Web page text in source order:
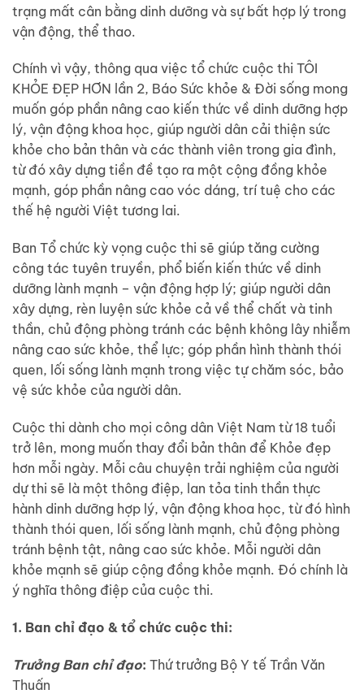
trạng mất cân bằng dinh dưỡng và sự bất hợp lý trong
vận động, thể thao.
Chính vì vậy, thông qua việc tổ chức cuộc thi TÔI
KHỎE ĐẸP HƠN lần 2, Báo Sức khỏe & Đời sống mong
muốn góp phần nâng cao kiến thức về dinh dưỡng hợp
lý, vận động khoa học, giúp người dân cải thiện sức
khỏe cho bản thân và các thành viên trong gia đình,
từ đó xây dựng tiền đề tạo ra một cộng đồng khỏe
mạnh, góp phần nâng cao vóc dáng, trí tuệ cho các
thế hệ người Việt tương lai.
Ban Tổ chức kỳ vọng cuộc thi sẽ giúp tăng cường
công tác tuyên truyền, phổ biến kiến thức về dinh
dưỡng lành mạnh – vận động hợp lý; giúp người dân
xây dựng, rèn luyện sức khỏe cả về thể chất và tinh
thần, chủ động phòng tránh các bệnh không lây nhiễm
nâng cao sức khỏe, thể lực; góp phần hình thành thói
quen, lối sống lành mạnh trong việc tự chăm sóc, bảo
vệ sức khỏe của người dân.
Cuộc thi dành cho mọi công dân Việt Nam từ 18 tuổi
trở lên, mong muốn thay đổi bản thân để Khỏe đẹp
hơn mỗi ngày. Mỗi câu chuyện trải nghiệm của người
dự thi sẽ là một thông điệp, lan tỏa tinh thần thực
hành dinh dưỡng hợp lý, vận động khoa học, từ đó hình
thành thói quen, lối sống lành mạnh, chủ động phòng
tránh bệnh tật, nâng cao sức khỏe. Mỗi người dân
khỏe mạnh sẽ giúp cộng đồng khỏe mạnh. Đó chính là
ý nghĩa thông điệp của cuộc thi.
1. Ban chỉ đạo & tổ chức cuộc thi:
Trưởng Ban chỉ đạo: Thứ trưởng Bộ Y tế Trần Văn
Thuấn